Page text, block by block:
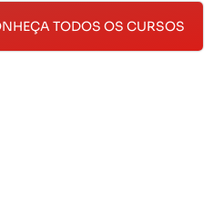
TODOS OS CURSOS